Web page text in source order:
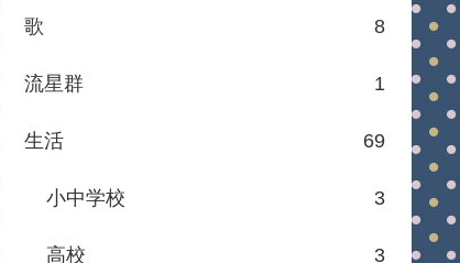
歌 8
流星群 1
生活 69
小中学校 3
高校 3